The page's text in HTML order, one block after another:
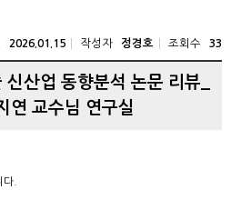
2026.01.15 작성자 정경호 조회수 33
산업 동향분석 논문 리뷰_
연 교수님 연구실
.